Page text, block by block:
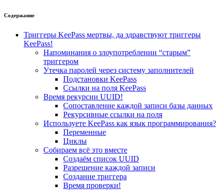
Содержание
Триггеры KeePass мертвы, да здравствуют триггеры
KeePass!
Напоминания о злоупотреблении “старым”
триггером
Утечка паролей через систему заполнителей
Подстановки KeePass
Ссылки на поля KeePass
Время рекурсии UUID!
Сопоставление каждой записи базы данных
Рекурсивные ссылки на поля
Используете KeePass как язык программирования?
Переменные
Циклы
Собираем всё это вместе
Создаём список UUID
Разрешение каждой записи
Создание триггера
Время проверки!